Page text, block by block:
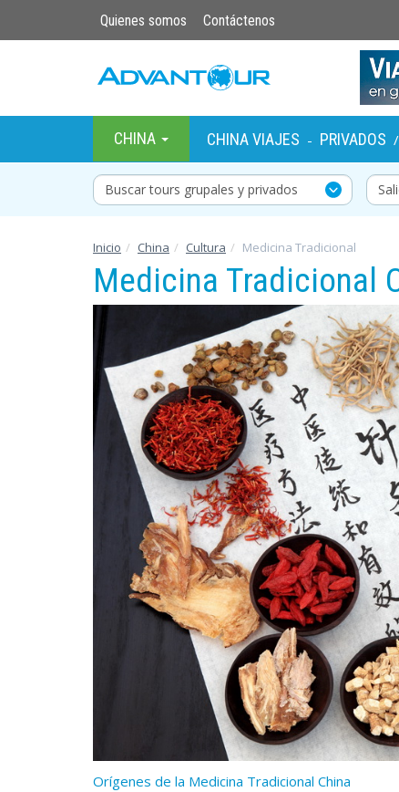
Quienes somos Contáctenos
CHINA CHINA VIAJES - PRIVADOS /
Buscar tours grupales y privados
Inicio China Cultura Medicina Tradicional
Medicina Tradicional
Orígenes de la Medicina Tradicional China